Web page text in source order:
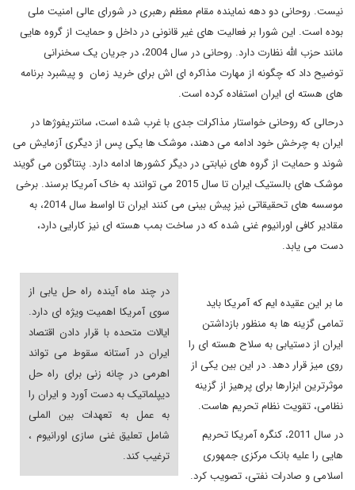
نیست. روحانی دو دهه نماینده مقام معظم رهبری در شورای عالی امنیت ملی
بوده است. این شورا بر فعالیت های غیر قانونی در داخل و حمایت از گروه هایی
مانند حزب الله نظارت دارد. روحانی در سال 2004، در جریان یک سخنرانی
توضیح داد که چگونه از مهارت مذاکره ای اش برای خرید زمان و پیشبرد برنامه
های هسته ای ایران استفاده کرده است.
درحالی که روحانی خواستار مذاکرات جدی با غرب شده است، سانتریفوژها در
ایران به چرخش خود ادامه می دهند، موشک ها یکی پس از دیگری آزمایش می
شوند و حمایت از گروه های نیابتی در دیگر کشورها ادامه دارد. پنتاگون می گویند
موشک های بالستیک ایران تا سال 2015 می توانند به خاک آمریکا برسند. برخی
موسسه های تحقیقاتی نیز پیش بینی می کنند ایران تا اواسط سال 2014، به
مقادیر کافی اورانیوم غنی شده که در ساخت بمب هسته ای نیز کارایی دارد،
دست می یابد.
در چند ماه آینده راه حل یابی از
سوی آمریکا اهمیت ویژه ای دارد.
ایالات متحده با قرار دادن اقتصاد
ایران در آستانه سقوط می تواند
اهرمی در چانه زنی برای راه حل
دیپلماتیک به دست آورد و ایران را
به عمل به تعهدات بین الملی
شامل تعلیق غنی سازی اورانیوم ،
ترغیب کند.
ما بر این عقیده ایم که آمریکا باید
تمامی گزینه ها به منظور بازداشتن
ایران از دستیابی به سلاح هسته ای را
روی میز قرار دهد. در این بین یکی از
موثرترین ابزارها برای پرهیز از گزینه
نظامی، تقویت نظام تحریم هاست.
در سال 2011، کنگره آمریکا تحریم
هایی را علیه بانک مرکزی جمهوری
اسلامی و صادرات نفتی، تصویب کرد.